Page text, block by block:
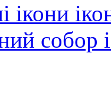
ікони
собор